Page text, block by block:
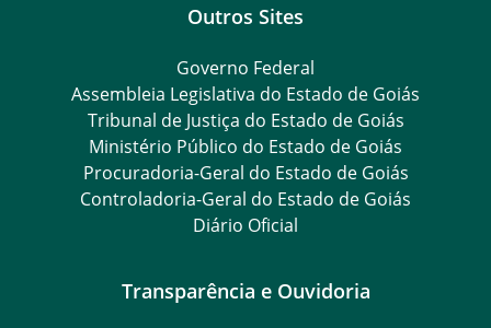
Outros Sites
Governo Federal
Assembleia Legislativa do Estado de Goiás
Tribunal de Justiça do Estado de Goiás
Ministério Público do Estado de Goiás
Procuradoria-Geral do Estado de Goiás
Controladoria-Geral do Estado de Goiás
Diário Oficial
Transparência e Ouvidoria